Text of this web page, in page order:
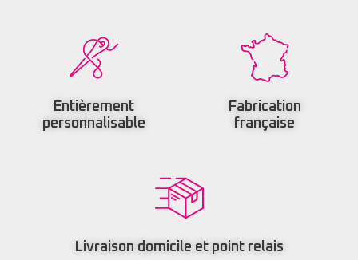
Entièrement
personnalisable
Fabrication
française
Livraison domicile et point relais